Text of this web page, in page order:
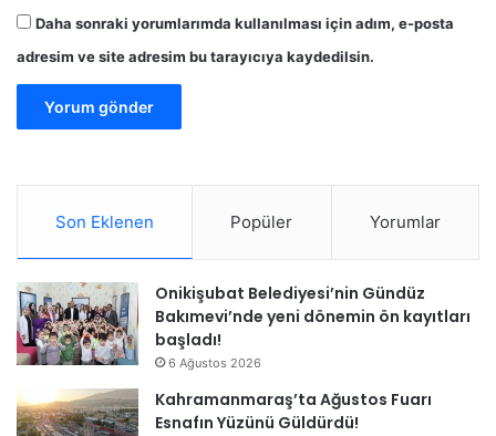
Daha sonraki yorumlarımda kullanılması için adım, e-posta
adresim ve site adresim bu tarayıcıya kaydedilsin.
Son Eklenen Popüler Yorumlar
Onikişubat Belediyesi’nin Gündüz
Bakımevi’nde yeni dönemin ön kayıtları
başladı!
6 Ağustos 2026
Kahramanmaraş’ta Ağustos Fuarı
Esnafın Yüzünü Güldürdü!